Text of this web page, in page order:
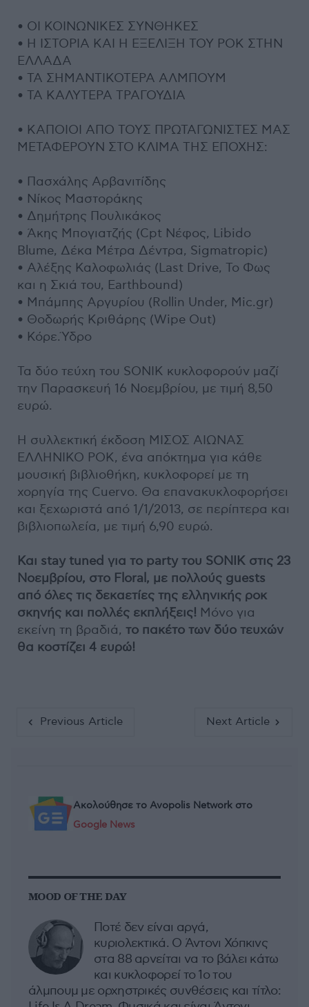
• ΟΙ ΚΟΙΝΩΝΙΚΕΣ ΣΥΝΘΗΚΕΣ
• Η ΙΣΤΟΡΙΑ ΚΑΙ Η ΕΞΕΛΙΞΗ ΤΟΥ ΡΟΚ ΣΤΗΝ
ΕΛΛΑΔΑ
• ΤΑ ΣΗΜΑΝΤΙΚΟΤΕΡΑ ΑΛΜΠΟΥΜ
• ΤΑ ΚΑΛΥΤΕΡΑ ΤΡΑΓΟΥΔΙΑ
• ΚΑΠΟΙΟΙ ΑΠΟ ΤΟΥΣ ΠΡΩΤΑΓΩΝΙΣΤΕΣ ΜΑΣ
ΜΕΤΑΦΕΡΟΥΝ ΣΤΟ ΚΛΙΜΑ ΤΗΣ ΕΠΟΧΗΣ:
• Πασχάλης Αρβανιτίδης
• Νίκος Μαστοράκης
• Δημήτρης Πουλικάκος
• Άκης Μπογιατζής (Cpt Νέφος, Libido
Blume, Δέκα Μέτρα Δέντρα, Sigmatropic)
• Αλέξης Καλοφωλιάς (Last Drive, To Φως
και η Σκιά του, Earthbound)
• Μπάμπης Αργυρίου (Rollin Under, Mic.gr)
• Θοδωρής Κριθάρης (Wipe Out)
• Κόρε.Ύδρο
Τα δύο τεύχη του SONIK κυκλοφορούν μαζί
την Παρασκευή 16 Νοεμβρίου, με τιμή 8,50
ευρώ.
Η συλλεκτική έκδοση ΜΙΣΟΣ ΑΙΩΝΑΣ
ΕΛΛΗΝΙΚΟ ΡΟΚ, ένα απόκτημα για κάθε
μουσική βιβλιοθήκη, κυκλοφορεί με τη
χορηγία της Cuervo. Θα επανακυκλοφορήσει
και ξεχωριστά από 1/1/2013, σε περίπτερα και
βιβλιοπωλεία, με τιμή 6,90 ευρώ.
Και stay tuned για το party του SONIK στις 23
Νοεμβρίου, στο Floral, με πολλούς guests
από όλες τις δεκαετίες της ελληνικής ροκ
σκηνής και πολλές εκπλήξεις! Μόνο για
εκείνη τη βραδιά, το πακέτο των δύο τευχών
θα κοστίζει 4 ευρώ!
Previous Article Next Article
Ακολούθησε το Avopolis Network στο
Google News
MOOD OF THE DAY
Ποτέ δεν είναι αργά,
κυριολεκτικά. Ο Άντονι Χόπκινς
στα 88 αρνείται να το βάλει κάτω
και κυκλοφορεί το 1ο του
άλμπουμ με ορχηστρικές συνθέσεις και τίτλο: